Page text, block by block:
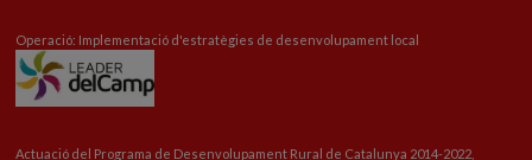
Operació: Implementació d'estratègies de desenvolupament local
Actuació del Programa de Desenvolupament Rural de Catalunya 2014-2022,